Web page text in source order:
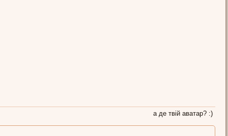
а де твій аватар? :)